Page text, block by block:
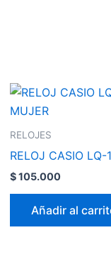
RELOJES
RELOJ CASIO
$105.000
Añadir al